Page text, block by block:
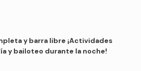
y barra libre ¡Actividades
y bailoteo durante la noche!